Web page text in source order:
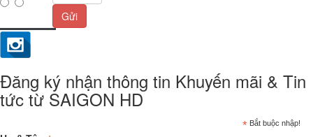
Gửi
Đăng ký nhận thông tin Khuyến mãi & Tin
tức từ SAIGON HD
* Bắt buộc nhập!